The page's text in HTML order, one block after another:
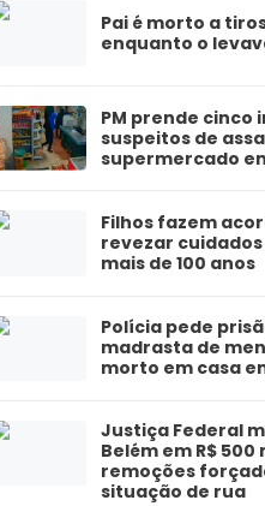
Pai é morto a
enquanto o
PM prende cinco
suspeitos de
supermercado
Filhos fazem
revezar
mais de 100 anos
Polícia pede
madrasta de
morto em casa
Justiça Federal
Belém em R$
remoções
situação de rua